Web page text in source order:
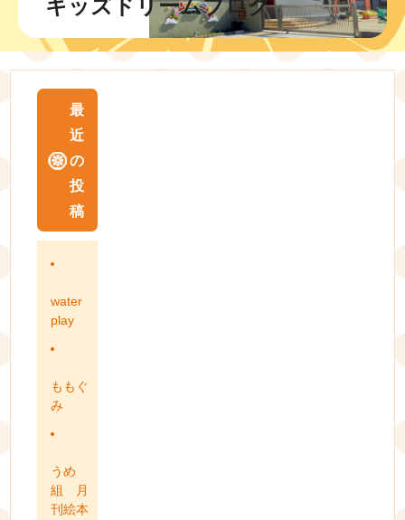
キッズドリームブログ
最
近
の
投
稿
water
play
ももぐ
み
うめ
組 月
刊絵本